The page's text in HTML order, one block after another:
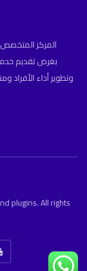
المركز
بغرض تقديم
وتطوير أداء
plugins. All rights